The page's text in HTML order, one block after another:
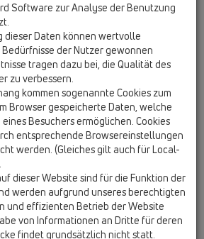
6322 Kirchbichl ab 12:00
mit Verpflegung
kurze Firmenvorstellung Innotec
und Lechner Vorstellung der
Bodenabläufen und die richtige
Industrie und Vortrag zum Thema "3
- (Verbund)-Abdichtung -
Software zur Analyse der Benutzung
dieser Daten können wertvolle
der Nutzer gewonnen
tragen dazu bei, die Qualität des
zu verbessern.
kommen sogenannte Cookies zum
Browser gespeicherte Daten, welche
Besuchers ermöglichen. Cookies
entsprechende Browsereinstellungen
werden. (Gleiches gilt auch für Local-
dieser Website sind für die Funktion der
werden aufgrund unseres berechtigten
und effizienten Betrieb der Website
von Informationen an Dritte für deren
findet grundsätzlich nicht statt.